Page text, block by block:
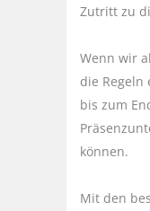
Zutritt zu
Wenn wir
die
bis zum
können.
Mit den